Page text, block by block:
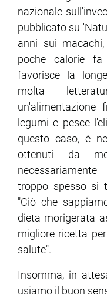
nazionale
pubblicato su
anni sui
poche calorie
favorisce la
molta
legumi e pesce
questo caso, è
ottenuti da
troppo spesso si
"Ciò che
dieta morigerata
migliore ricetta
salute".
Insomma, in
usiamo il buon